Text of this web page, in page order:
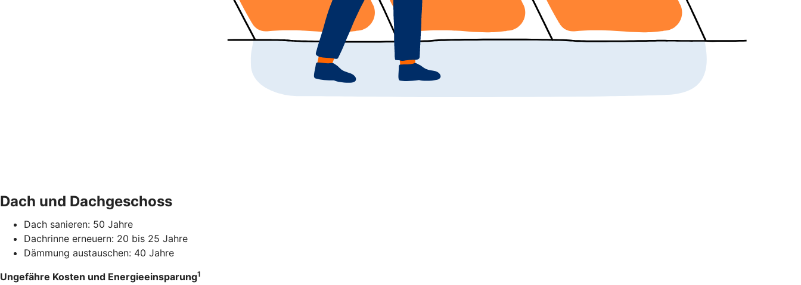
Dach und Dachgeschoss
Dach sanieren: 50 Jahre
Dachrinne erneuern: 20 bis 25 Jahre
Dämmung austauschen: 40 Jahre
Ungefähre Kosten und Energieeinsparung1